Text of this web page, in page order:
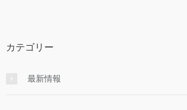
カテゴリー
最新情報